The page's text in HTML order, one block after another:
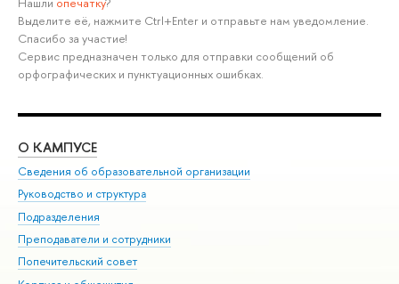
Выделите её, нажмите Ctrl+Enter и отправьте нам уведомление.
Спасибо за участие!
Сервис предназначен только для отправки сообщений об
орфографических и пунктуационных ошибках.
О КАМПУСЕ
Сведения об образовательной организации
Руководство и структура
Подразделения
Преподаватели и сотрудники
Попечительский совет